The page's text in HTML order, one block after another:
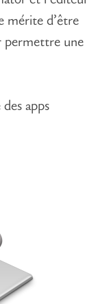
mérite d’être
permettre une
apps